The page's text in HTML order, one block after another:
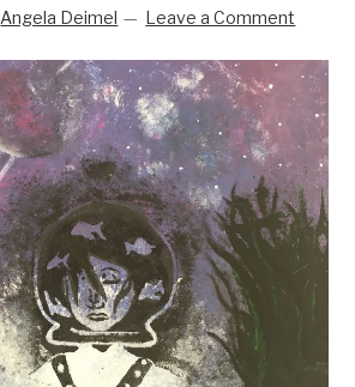
Angela Deimel Leave a Comment